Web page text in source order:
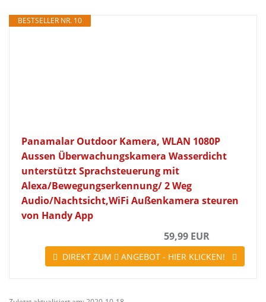
BESTSELLER NR. 10
Panamalar Outdoor Kamera, WLAN 1080P
Aussen Überwachungskamera Wasserdicht
unterstützt Sprachsteuerung mit
Alexa/Bewegungserkennung/ 2 Weg
Audio/Nachtsicht,WiFi Außenkamera steuren
von Handy App
59,99 EUR
DIREKT ZUM ANGEBOT - HIER KLICKEN!